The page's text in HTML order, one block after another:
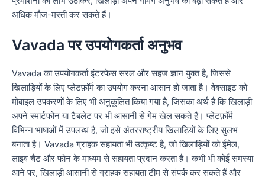
अधिक मौज-मस्ती कर सकते हैं।
Vavada पर उपयोगकर्ता अनुभव
Vavada का उपयोगकर्ता इंटरफेस सरल और सहज ज्ञान युक्त है, जिससे
खिलाड़ियों के लिए प्लेटफ़ॉर्म का उपयोग करना आसान हो जाता है। वेबसाइट को
मोबाइल उपकरणों के लिए भी अनुकूलित किया गया है, जिसका अर्थ है कि खिलाड़ी
अपने स्मार्टफोन या टैबलेट पर भी आसानी से गेम खेल सकते हैं। प्लेटफ़ॉर्म
विभिन्न भाषाओं में उपलब्ध है, जो इसे अंतरराष्ट्रीय खिलाड़ियों के लिए सुलभ
बनाता है। Vavada ग्राहक सहायता भी उत्कृष्ट है, जो खिलाड़ियों को ईमेल,
लाइव चैट और फोन के माध्यम से सहायता प्रदान करता है। कभी भी कोई समस्या
आने पर, खिलाड़ी आसानी से ग्राहक सहायता टीम से संपर्क कर सकते हैं और